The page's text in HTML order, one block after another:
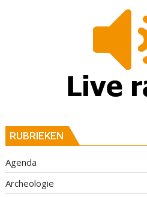
RUBRIEKEN
Agenda
Archeologie